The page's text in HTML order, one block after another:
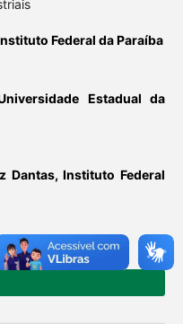
Federal da Paraíba
Estadual da
Dantas,Instituto Federal